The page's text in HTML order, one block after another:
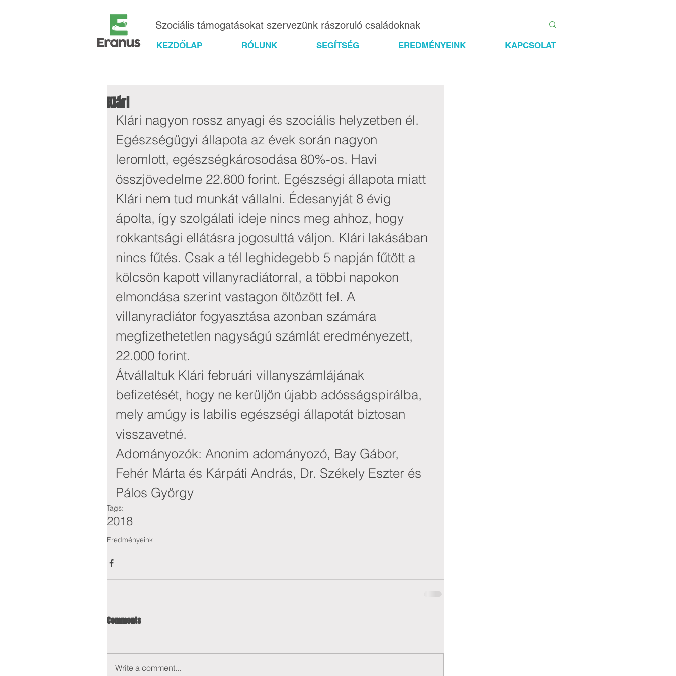
Szociális támogatásokat szervezünk rászoruló családoknak
KEZDŐLAP RÓLUNK SEGÍTSÉG EREDMÉNYEINK KAPCSOLAT
Klári
Klári nagyon rossz anyagi és szociális helyzetben él.
Egészségügyi állapota az évek során nagyon
leromlott, egészségkárosodása 80%-os. Havi
összjövedelme 22.800 forint. Egészségi állapota miatt
Klári nem tud munkát vállalni. Édesanyját 8 évig
ápolta, így szolgálati ideje nincs meg ahhoz, hogy
rokkantsági ellátásra jogosulttá váljon. Klári lakásában
nincs fűtés. Csak a tél leghidegebb 5 napján fűtött a
kölcsön kapott villanyradiátorral, a többi napokon
elmondása szerint vastagon öltözött fel. A
villanyradiátor fogyasztása azonban számára
megfizethetetlen nagyságú számlát eredményezett,
22.000 forint.
Átvállaltuk Klári februári villanyszámlájának
befizetését, hogy ne kerüljön újabb adósságspirálba,
mely amúgy is labilis egészségi állapotát biztosan
visszavetné.
Adományozók: Anonim adományozó, Bay Gábor,
Fehér Márta és Kárpáti András, Dr. Székely Eszter és
Pálos György
Tags:
2018
Eredményeink
Comments
Write a comment...